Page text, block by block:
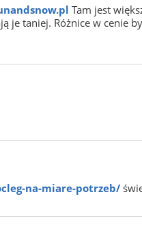
Tam jest
taniej. Różnice w cenie
na-miare-potrzeb/